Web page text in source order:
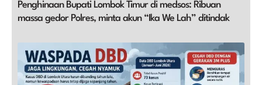
Penghinaan Bupati Lombok Timur di medsos: Ribuan
massa gedor Polres, minta akun “Ika We Lah” ditindak